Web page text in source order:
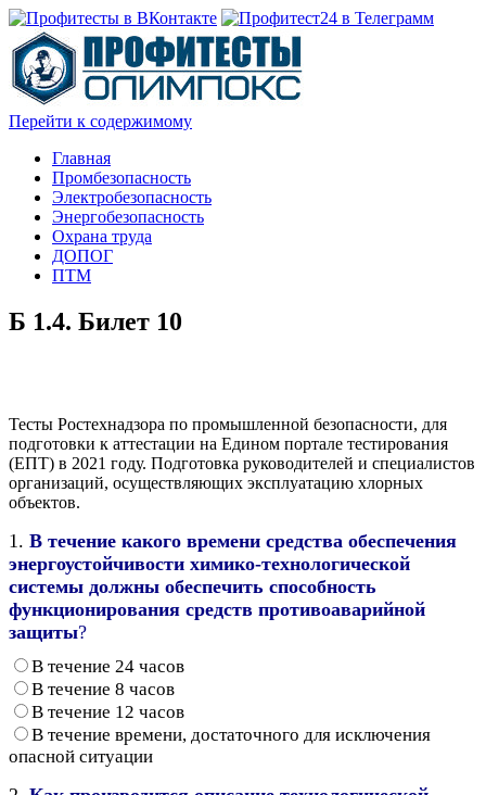
Перейти к содержимому
Главная
Промбезопасность
Электробезопасность
Энергобезопасность
Охрана труда
ДОПОГ
ПТМ
Б 1.4. Билет 10
Тесты Ростехнадзора по промышленной безопасности, для
подготовки к аттестации на Едином портале тестирования
(ЕПТ) в 2021 году. Подготовка руководителей и специалистов
организаций, осуществляющих эксплуатацию хлорных
объектов.
1. В течение какого времени средства обеспечения
энергоустойчивости химико-технологической
системы должны обеспечить способность
функционирования средств противоаварийной
защиты?
В течение 24 часов
В течение 8 часов
В течение 12 часов
В течение времени, достаточного для исключения
опасной ситуации